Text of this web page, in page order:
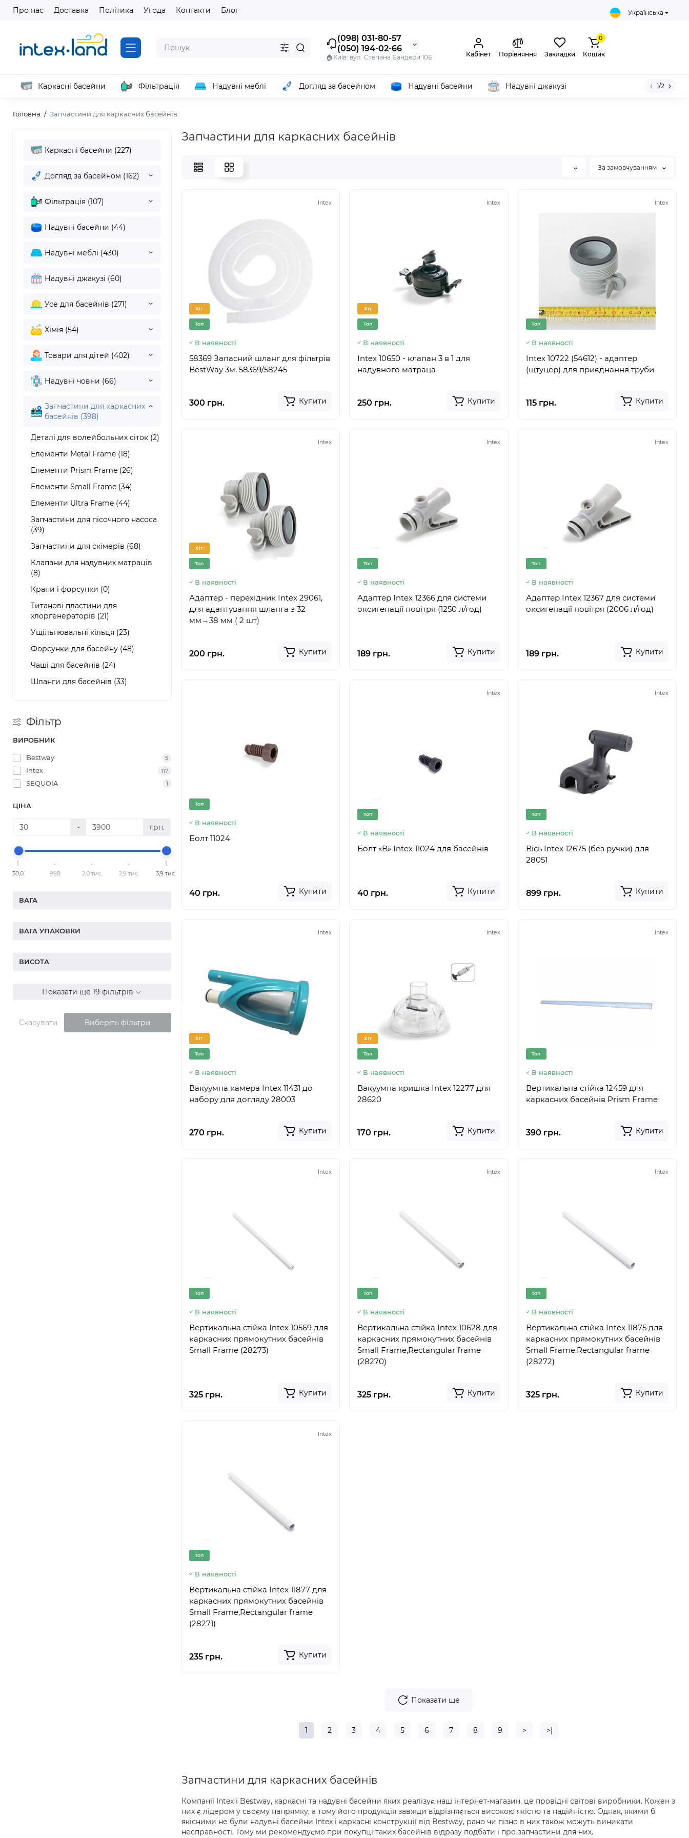
Про нас Доставка Політика Угода Контакти Блог Українська
(098) 031-80-57
(050) 194-02-66
🏠Київ: вул. Степана Бандери 10Б Кабінет Порівняння Закладки
0
Кошик
Каркасні басейни Фільтрація Надувні меблі Догляд за басейном Надувні басейни Надувні джакузі 1/2
Головна Запчастини для каркасних басейнів
Каркасні басейни (227)
Догляд за басейном (162)
Фільтрація (107)
Надувні басейни (44)
Надувні меблі (430)
Надувні джакузі (60)
Усе для басейнів (271)
Хімія (54)
Товари для дітей (402)
Надувні човни (66)
Запчастини для каркасних
басейнів (398)
Деталі для волейбольних сіток (2)
Елементи Metal Frame (18)
Елементи Prism Frame (26)
Елементи Small Frame (34)
Елементи Ultra Frame (44)
Запчастини для пісочного насоса
(39)
Запчастини для скімерів (68)
Клапани для надувних матраців
(8)
Крани і форсунки (0)
Титанові пластини для
хлоргенераторів (21)
Ущільнювальні кільця (23)
Форсунки для басейну (48)
Чаші для басейнів (24)
Шланги для басейнів (33)
Фільтр
ВИРОБНИК
Bestway 5
Intex 117
SEQUOIA 1
ЦІНА
- грн.
30,0 998 2,0 тис. 2,9 тис. 3,9 тис.
ВАГА
ВАГА УПАКОВКИ
ВИСОТА
Показати ще 19 фільтрів
Скасувати Виберіть фільтри
Запчастини для каркасних басейнів
За замовчуванням
Intex
Хіт
Топ
В наявності
58369 Запасний шланг для фільтрів
BestWay 3м, 58369/58245
300 грн. Купити
Intex
Хіт
Топ
В наявності
Intex 10650 - клапан 3 в 1 для
надувного матраца
250 грн. Купити
Intex
Топ
В наявності
Intex 10722 (54612) - адаптер
(щтуцер) для приєднання труби
115 грн. Купити
Intex
Хіт
Топ
В наявності
Адаптер - перехідник Intex 29061,
для адаптування шланга з 32
мм→38 мм ( 2 шт)
200 грн. Купити
Intex
Топ
В наявності
Адаптер Intex 12366 для системи
оксигенації повітря (1250 л/год)
189 грн. Купити
Intex
Топ
В наявності
Адаптер Intex 12367 для системи
оксигенації повітря (2006 л/год)
189 грн. Купити
Топ
В наявності
Болт 11024
40 грн. Купити
Intex
Топ
В наявності
Болт «B» Intex 11024 для басейнів
40 грн. Купити
Intex
Топ
В наявності
Вісь Intex 12675 (без ручки) для
28051
899 грн. Купити
Intex
Хіт
Топ
В наявності
Вакуумна камера Intex 11431 до
набору для догляду 28003
270 грн. Купити
Intex
Хіт
Топ
В наявності
Вакуумна кришка Intex 12277 для
28620
170 грн. Купити
Intex
Топ
В наявності
Вертикальна стійка 12459 для
каркасних басейнів Prism Frame
390 грн. Купити
Intex
Топ
В наявності
Вертикальна стійка Intex 10569 для
каркасних прямокутних басейнів
Small Frame (28273)
325 грн. Купити
Intex
Топ
В наявності
Вертикальна стійка Intex 10628 для
каркасних прямокутних басейнів
Small Frame,Rectangular frame
(28270)
325 грн. Купити
Intex
Топ
В наявності
Вертикальна стійка Intex 11875 для
каркасних прямокутних басейнів
Small Frame,Rectangular frame
(28272)
325 грн. Купити
Intex
Топ
В наявності
Вертикальна стійка Intex 11877 для
каркасних прямокутних басейнів
Small Frame,Rectangular frame
(28271)
235 грн. Купити
Показати ще
1 2 3 4 5 6 7 8 9 > >|
Запчастини для каркасних басейнів
Компанії Intex і Bestway, каркасні та надувні басейни яких реалізує наш інтернет-магазин, це провідні світові виробники. Кожен з
них є лідером у своєму напрямку, а тому його продукція завжди відрізняється високою якістю та надійністю. Однак, якими б
якісними не були надувні басейни Intex і каркасні конструкції від Bestway, рано чи пізно в них також можуть виникати
несправності. Тому ми рекомендуємо при покупці таких басейнів відразу подбати і про запчастини для них.